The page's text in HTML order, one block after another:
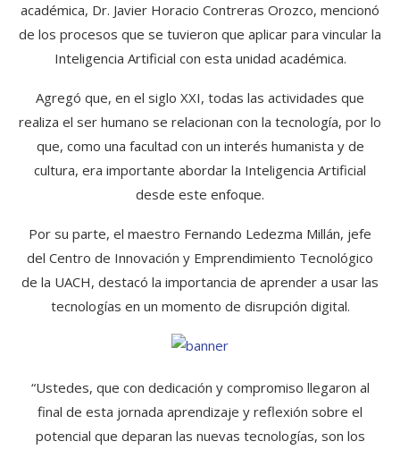
académica, Dr. Javier Horacio Contreras Orozco, mencionó
de los procesos que se tuvieron que aplicar para vincular la
Inteligencia Artificial con esta unidad académica.
Agregó que, en el siglo XXI, todas las actividades que
realiza el ser humano se relacionan con la tecnología, por lo
que, como una facultad con un interés humanista y de
cultura, era importante abordar la Inteligencia Artificial
desde este enfoque.
Por su parte, el maestro Fernando Ledezma Millán, jefe
del Centro de Innovación y Emprendimiento Tecnológico
de la UACH, destacó la importancia de aprender a usar las
tecnologías en un momento de disrupción digital.
“Ustedes, que con dedicación y compromiso llegaron al
final de esta jornada aprendizaje y reflexión sobre el
potencial que deparan las nuevas tecnologías, son los